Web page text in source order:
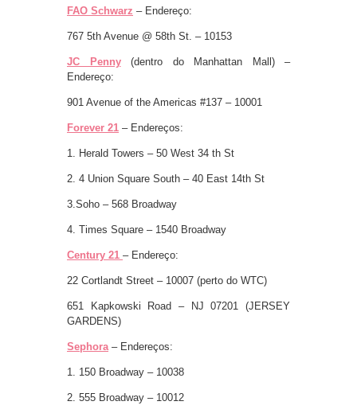
FAO Schwarz – Endereço:
767 5th Avenue @ 58th St. – 10153
JC Penny(dentro do Manhattan Mall) –
Endereço:
901 Avenue of the Americas #137 – 10001
Forever 21 – Endereços:
1. Herald Towers – 50 West 34 th St
2. 4 Union Square South – 40 East 14th St
3.Soho – 568 Broadway
4. Times Square – 1540 Broadway
Century 21 – Endereço:
22 Cortlandt Street – 10007 (perto do WTC)
651 Kapkowski Road – NJ 07201 (JERSEY
GARDENS)
Sephora – Endereços:
1. 150 Broadway – 10038
2. 555 Broadway – 10012